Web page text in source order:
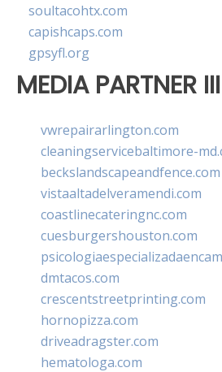
soultacohtx.com
capishcaps.com
gpsyfl.org
MEDIA PARTNER III
vwrepairarlington.com
cleaningservicebaltimore-
beckslandscapeandfence.com
vistaaltadelveramendi.com
coastlinecateringnc.com
cuesburgershouston.com
dmtacos.com
crescentstreetprinting.com
hornopizza.com
driveadragster.com
hematologa.com